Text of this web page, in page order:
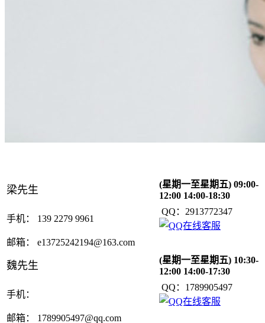
梁先生
(星期一至星期五) 09:00-
12:00 14:00-18:30
手机： 139 2279 9961
QQ：2913772347
邮箱： e13725242194@163.com
魏先生
(星期一至星期五) 10:30-
12:00 14:00-17:30
手机：
QQ：1789905497
邮箱： 1789905497@qq.com